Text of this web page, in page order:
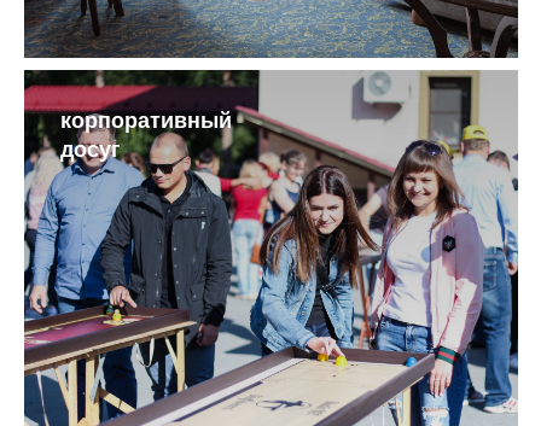
корпоративный
досуг